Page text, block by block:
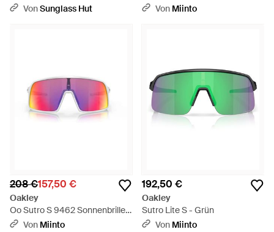
Schwarz
VonSunglass Hut
Von Miinto
208 €157,50 €
Oakley
Oo Sutro S 9462 Sonnenbrille -
PinkVon Miinto
192,50 €
Oakley
Sutro Lite S - Grün
Von Miinto